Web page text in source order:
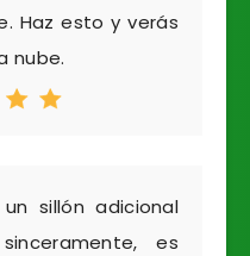
Haz esto y verás
nube.
sillón adicional
es